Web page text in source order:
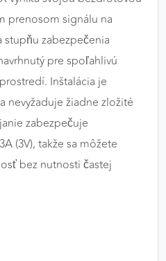
prenosom signálu na
stupňu zabezpečenia
pre spoľahlivú
Inštalácia je
nevyžaduje žiadne zložité
zabezpečuje
(3V), takže sa môžete
bez nutnosti častej